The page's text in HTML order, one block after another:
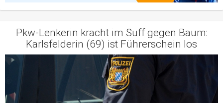
Pkw-Lenkerin kracht im Suff gegen Baum:
Karlsfelderin (69) ist Führerschein los